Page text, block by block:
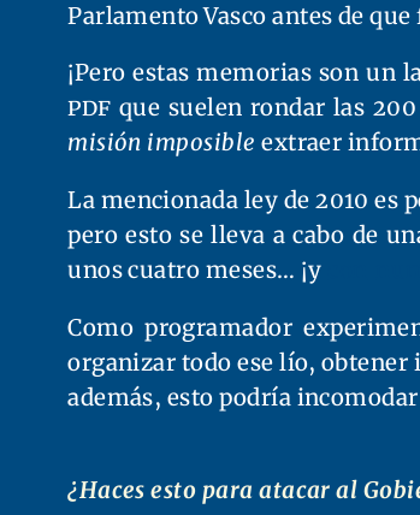
Parlamento Vasco antes de
¡Pero estas memorias son
PDF que suelen rondar las
misión imposible extraer
La mencionada ley de 2010 es
pero esto se lleva a cabo de
unos cuatro meses… ¡y
Como programador
organizar todo ese lío, obtener
además, esto podría
¿Haces esto para atacar al